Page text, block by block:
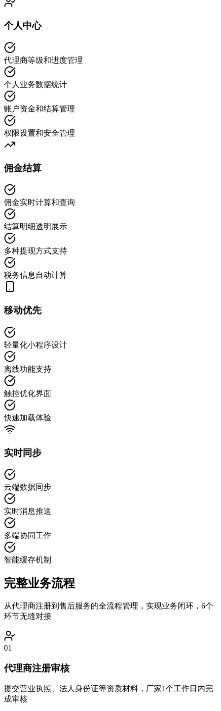
个人中心
代理商等级和进度管理
个人业务数据统计
账户资金和结算管理
权限设置和安全管理
佣金结算
佣金实时计算和查询
结算明细透明展示
多种提现方式支持
税务信息自动计算
移动优先
轻量化小程序设计
离线功能支持
触控优化界面
快速加载体验
实时同步
云端数据同步
实时消息推送
多端协同工作
智能缓存机制
完整业务流程
从代理商注册到售后服务的全流程管理，实现业务闭环，6个
环节无缝对接
01
代理商注册审核
提交营业执照、法人身份证等资质材料，厂家1个工作日内完
成审核